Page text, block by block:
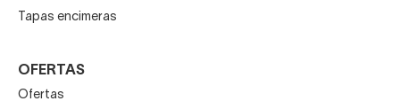
Tapas encimeras
OFERTAS
Ofertas